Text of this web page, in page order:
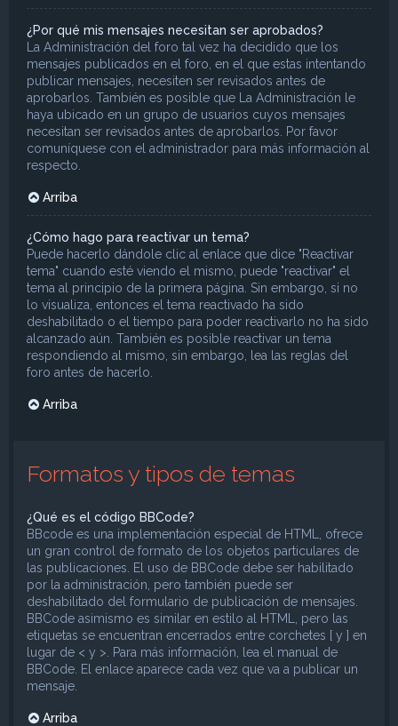
¿Por qué mis mensajes necesitan ser aprobados?
La Administración del foro tal vez ha decidido que los
mensajes publicados en el foro, en el que estas intentando
publicar mensajes, necesiten ser revisados antes de
aprobarlos. También es posible que La Administración le
haya ubicado en un grupo de usuarios cuyos mensajes
necesitan ser revisados antes de aprobarlos. Por favor
comuníquese con el administrador para más información al
respecto.
Arriba
¿Cómo hago para reactivar un tema?
Puede hacerlo dándole clic al enlace que dice "Reactivar
tema" cuando esté viendo el mismo, puede "reactivar" el
tema al principio de la primera página. Sin embargo, si no
lo visualiza, entonces el tema reactivado ha sido
deshabilitado o el tiempo para poder reactivarlo no ha sido
alcanzado aún. También es posible reactivar un tema
respondiendo al mismo, sin embargo, lea las reglas del
foro antes de hacerlo.
Arriba
Formatos y tipos de temas
¿Qué es el código BBCode?
BBcode es una implementación especial de HTML, ofrece
un gran control de formato de los objetos particulares de
las publicaciones. El uso de BBCode debe ser habilitado
por la administración, pero también puede ser
deshabilitado del formulario de publicación de mensajes.
BBCode asimismo es similar en estilo al HTML, pero las
etiquetas se encuentran encerrados entre corchetes [ y ] en
lugar de < y >. Para más información, lea el manual de
BBCode. El enlace aparece cada vez que va a publicar un
mensaje.
Arriba